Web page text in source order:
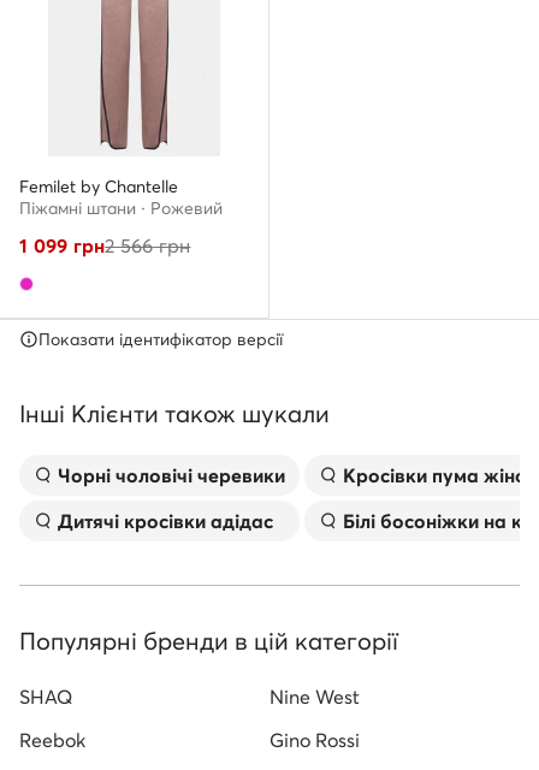
Femilet by Chantelle
Піжамні штани · Рожевий
1 099 грн2 566грн
Показати ідентифікатор версії
Інші Клієнти також шукали
Чорні чоловічі черевики
Дитячі кросівки адідас
Kросівки пума
Білі босоніжки на
Популярні бренди в цій категорії
SHAQ
Nine West
Reebok
Gino Rossi